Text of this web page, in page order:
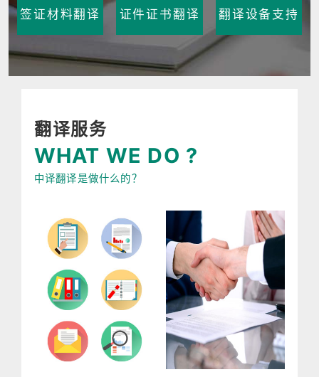
签证材料翻译 证件证书翻译 翻译设备支持
翻译服务
WHAT WE DO ?
中译翻译是做什么的？